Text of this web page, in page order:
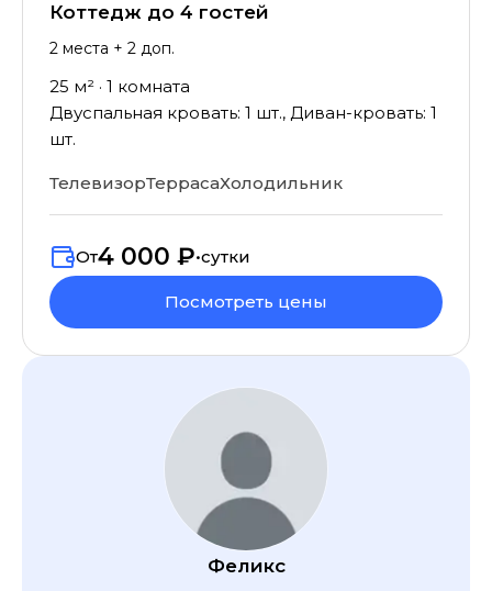
Коттедж до 4 гостей
2 места + 2 доп.
25 м² · 1 комната
Двуспальная кровать: 1 шт., Диван-кровать: 1
шт.
ТелевизорТеррасаХолодильник
От4 000 ₽•сутки
Посмотреть цены
Феликс